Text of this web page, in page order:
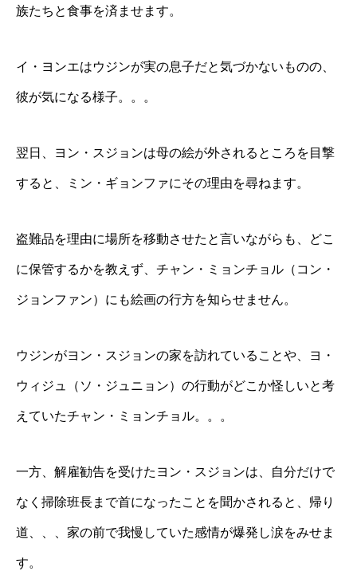
族たちと食事を済ませます。
イ・ヨンエはウジンが実の息子だと気づかないものの、
彼が気になる様子。。。
翌日、ヨン・スジョンは母の絵が外されるところを目撃
すると、ミン・ギョンファにその理由を尋ねます。
盗難品を理由に場所を移動させたと言いながらも、どこ
に保管するかを教えず、チャン・ミョンチョル（コン・
ジョンファン）にも絵画の行方を知らせません。
ウジンがヨン・スジョンの家を訪れていることや、ヨ・
ウィジュ（ソ・ジュニョン）の行動がどこか怪しいと考
えていたチャン・ミョンチョル。。。
一方、解雇勧告を受けたヨン・スジョンは、自分だけで
なく掃除班長まで首になったことを聞かされると、帰り
道、、、家の前で我慢していた感情が爆発し涙をみせま
す。